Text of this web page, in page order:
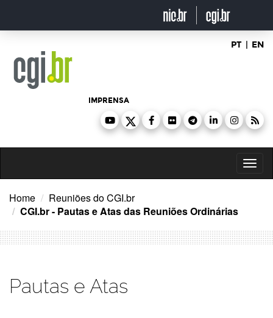
o
PT | EN
IMPRENSA
Home
Reuniões do CGI.br
CGI.br - Pautas e Atas das Reuniões Ordinárias
Pautas e Atas